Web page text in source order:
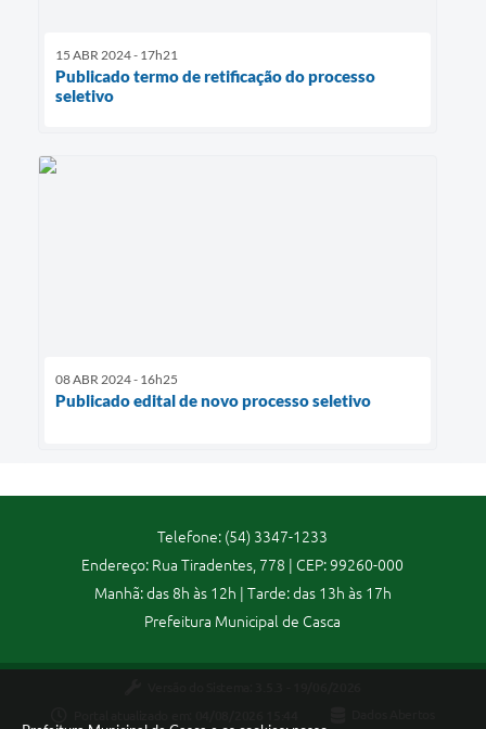
15 ABR 2024 - 17h21
Publicado termo de retificação do processo
seletivo
08 ABR 2024 - 16h25
Publicado edital de novo processo seletivo
Telefone: (54) 3347-1233
Endereço: Rua Tiradentes, 778 | CEP: 99260-000
Manhã: das 8h às 12h | Tarde: das 13h às 17h
Prefeitura Municipal de Casca